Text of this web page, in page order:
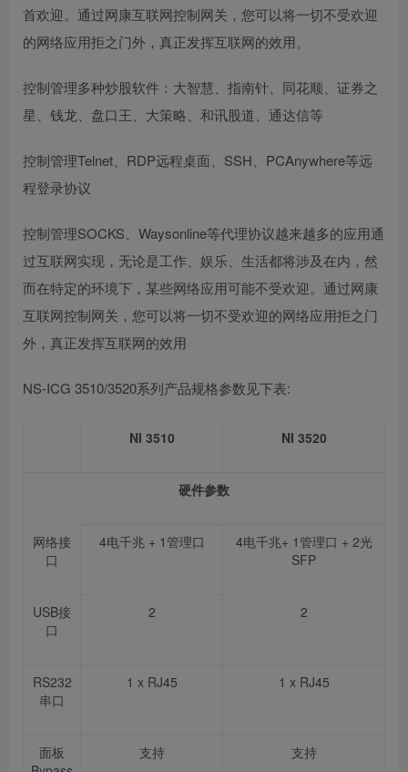
首欢迎。通过网康互联网控制网关，您可以将一切不受欢迎
的网络应用拒之门外，真正发挥互联网的效用。
控制管理多种炒股软件：大智慧、指南针、同花顺、证券之
星、钱龙、盘口王、大策略、和讯股道、通达信等
控制管理Telnet、RDP远程桌面、SSH、PCAnywhere等远
程登录协议
控制管理SOCKS、Waysonline等代理协议越来越多的应用通
过互联网实现，无论是工作、娱乐、生活都将涉及在内，然
而在特定的环境下，某些网络应用可能不受欢迎。通过网康
互联网控制网关，您可以将一切不受欢迎的网络应用拒之门
外，真正发挥互联网的效用
NS-ICG 3510/3520系列产品规格参数见下表:
NI 3510 NI 3520
硬件参数
网络接
口
4电千兆 + 1 管理口 4电千兆+ 1 管理口 + 2光
SFP
USB接
口
2 2
RS232
串口
1 x RJ45 1 x RJ45
面板
支持 支持